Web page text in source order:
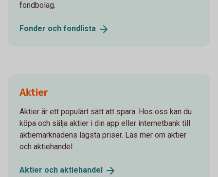
fondbolag.
Fonder och fondlista
Aktier
Aktier är ett populärt sätt att spara. Hos oss kan du
köpa och sälja aktier i din app eller internetbank till
aktiemarknadens lägsta priser. Läs mer om aktier
och aktiehandel.
Aktier och aktiehandel